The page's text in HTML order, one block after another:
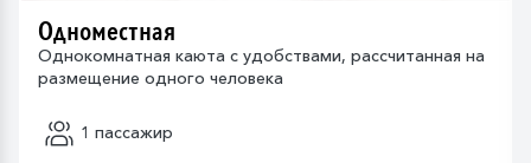
Одноместная
Однокомнатная каюта с удобствами, рассчитанная на
размещение одного человека
1 пассажир